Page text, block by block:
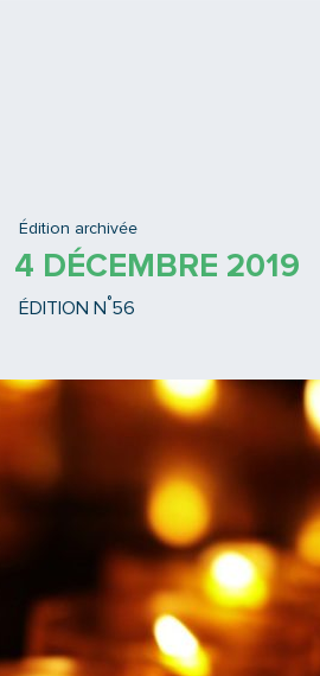
Édition archivée
4 DÉCEMBRE 2019
ÉDITION N °56